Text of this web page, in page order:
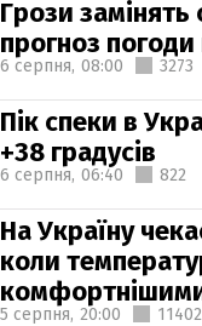
Грози замінять
прогноз
6 серпня, 08:00 3273
Пік спеки в
+38 градусів
6 серпня, 06:40 822
На Україну
коли
5 серпня, 20:00 11402